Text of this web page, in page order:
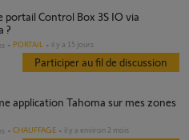
?
PORTAIL il y a 15 jours
Participer au fil de discussion
CHAUFFAGE il y a environ 2 mois